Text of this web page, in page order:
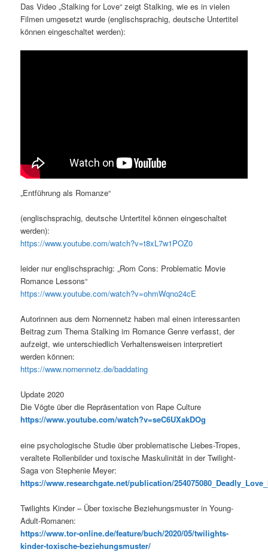
Das Video „Stalking for Love“ zeigt Stalking, wie es in vielen
Filmen umgesetzt wurde (englischsprachig, deutsche Untertitel
können eingeschaltet werden):
„Entführung als Romanze“
(englischsprachig, deutsche Untertitel können eingeschaltet
werden):
https://www.youtube.com/watch?v=t8xL7w1POZ0
leider nur englischsprachig: „Rom Cons: Problematic Movie
Romance Lessons“
https://www.youtube.com/watch?v=ohmWqno24cE
Autorinnen aus dem Nornennetz haben mal einen interessanten
Beitrag zum Thema Stalking im Romance Genre verfasst, der
aufzeigt, wie unterschiedlich Verhaltensweisen interpretiert
werden können:
https://www.nornennetz.de/baddating
Update 2020
Die Vögte über die Repräsentation von Rape Culture
https://www.youtube.com/watch?v=seC6UXakDOg
eine psychologische Studie über problematische Liebes-Tropes,
veraltete Rollenbilder und toxische Maskulinität in der Twilight-
Saga von Stephenie Meyer:
https://www.researchgate.net/publication/
Twilights Kinder – Über toxische Beziehungsmuster in Young-
Adult-Romanen:
https://www.tor-online.de/feature/buch/2020/05/twilights-
kinder-toxische-beziehungsmuster/